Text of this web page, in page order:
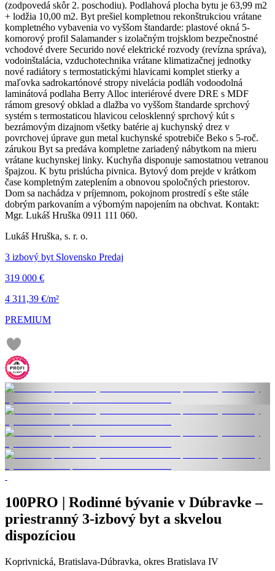
(zodpovedá skôr 2. poschodiu). Podlahová plocha bytu je 63,99 m2
+ lodžia 10,00 m2. Byt prešiel kompletnou rekonštrukciou vrátane
kompletného vybavenia vo vyššom štandarde: plastové okná 5-
komorový profil Salamander s izolačným trojsklom bezpečnostné
vchodové dvere Securido nové elektrické rozvody (revízna správa),
vodoinštalácia, vzduchotechnika vrátane klimatizačnej jednotky
nové radiátory s termostatickými hlavicami komplet stierky a
maľovka sadrokartónové stropy nivelácia podláh vodoodolná
laminátová podlaha Berry Alloc interiérové dvere DRE s MDF
rámom gresový obklad a dlažba vo vyššom štandarde sprchový
systém s termostaticou hlavicou celosklenný sprchový kút s
bezrámovým dizajnom všetky batérie aj kuchynský drez v
povrchovej úprave gun metal kuchynské spotrebiče Beko s 5-roč.
zárukou Byt sa predáva kompletne zariadený nábytkom na mieru
vrátane kuchynskej linky. Kuchyňa disponuje samostatnou vetranou
špajzou. K bytu prislúcha pivnica. Bytový dom prejde v krátkom
čase kompletným zateplením a obnovou spoločných priestorov.
Dom sa nachádza v príjemnom, pokojnom prostredí s ešte stále
dobrým parkovaním a výborným napojením na obchvat. Kontakt:
Mgr. Lukáš Hruška 0911 111 060.
Lukáš Hruška, s. r. o.
3 izbový byt Slovensko Predaj
319 000 €
4 311,39 €/m²
PREMIUM
100PRO | Rodinné bývanie v Dúbravke –
priestranný 3-izbový byt a skvelou
dispozíciou
Koprivnická, Bratislava-Dúbravka, okres Bratislava IV